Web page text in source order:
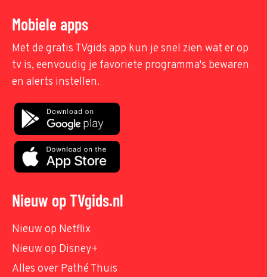
Mobiele apps
Met de gratis TVgids app kun je snel zien wat er op
tv is, eenvoudig je favoriete programma's bewaren
en alerts instellen.
Nieuw op TVgids.nl
Nieuw op Netflix
Nieuw op Disney+
Alles over Pathé Thuis